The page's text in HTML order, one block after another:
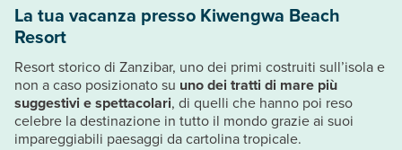
La tua vacanza presso Kiwengwa Beach
Resort
Resort storico di Zanzibar, uno dei primi costruiti sull’isola e
non a caso posizionato su uno dei tratti di mare più
suggestivi e spettacolari, di quelli che hanno poi reso
celebre la destinazione in tutto il mondo grazie ai suoi
impareggiabili paesaggi da cartolina tropicale.